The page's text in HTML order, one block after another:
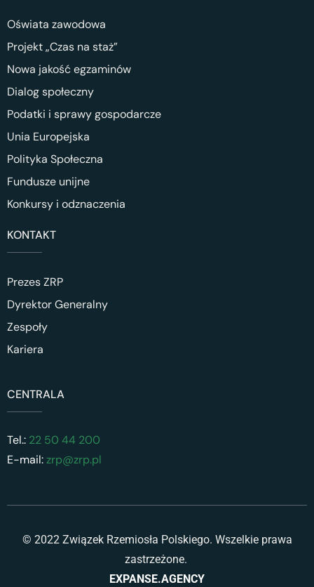
Oświata zawodowa
Projekt „Czas na staż”
Nowa jakość egzaminów
Dialog społeczny
Podatki i sprawy gospodarcze
Unia Europejska
Polityka Społeczna
Fundusze unijne
Konkursy i odznaczenia
KONTAKT
Prezes ZRP
Dyrektor Generalny
Zespoły
Kariera
CENTRALA
Tel.: 22 50 44 200
E-mail:zrp@zrp.pl
© 2022 Związek Rzemiosła Polskiego. Wszelkie prawa
zastrzeżone.
EXPANSE.AGENCY